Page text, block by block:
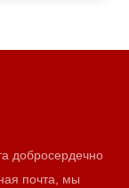
добросердечно
почта, мы